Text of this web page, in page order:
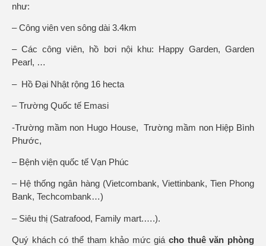
như:
– Công viên ven sông dài 3.4km
– Các công viên, hồ bơi nội khu: Happy Garden, Garden
Pearl, …
– Hồ Đại Nhật rộng 16 hecta
– Trường Quốc tế Emasi
-Trường mầm non Hugo House, Trường mầm non Hiệp Bình
Phước,
– Bệnh viện quốc tế Vạn Phúc
– Hệ thống ngân hàng (Vietcombank, Viettinbank, Tien Phong
Bank, Techcombank…)
– Siêu thị (Satrafood, Family mart.….).
Quý khách có thể tham khảo mức giácho thuêvăn phòng